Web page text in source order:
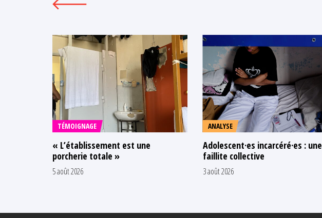
TÉMOIGNAGE
« L’établissement est une
porcherie totale »
5 août 2026
ANALYSE
Adolescent·es incarcéré·es : une
faillite collective
3 août 2026